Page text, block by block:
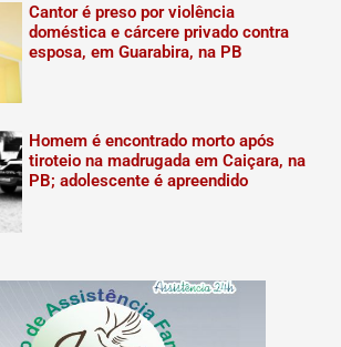
Cantor é preso por violência
doméstica e cárcere privado contra
esposa, em Guarabira, na PB
Homem é encontrado morto após
tiroteio na madrugada em Caiçara, na
PB; adolescente é apreendido